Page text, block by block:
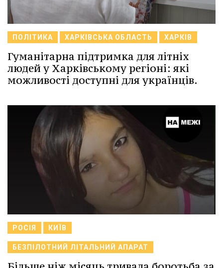
ПОЛІТИКА ХАРКІВСЬКА ОБЛАСТЬ ХАРКІВ
Гуманітарна підтримка для літніх
людей у Харківському регіоні: які
можливості доступні для українців.
РОСІЯ КИЇВ
БЕЗПІЛОТНИЙ ЛІТАЛЬНИЙ АПАРАТ